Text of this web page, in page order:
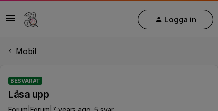
Logga in
Mobil
BESVARAT
Låsa upp
Forum|Forum|7 years ago 5 svar